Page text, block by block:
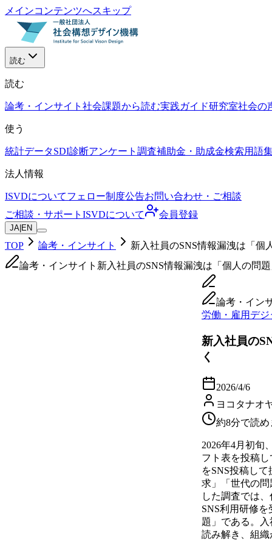
メインコンテンツへスキップ
読む
読む
論考・インサイト 社会課題から読む実践ガイド研究室社会の
使う
統計データSDI診断アンケート調査補助金・助成金検索用語
法人情報
ISVDについてフェロー制度公告お問い合わせ・ご相談
ご相談・サポート ISVDについて 会員登録
JA EN
TOP 論考・インサイト
新入社員のSNS情報漏洩は「
論考・インサイト 新入社員のSNS情報漏洩は「個人の問
論考・イン
労働・雇用 デ
新入社員の
く
2026/4/6
ヨコタナオ
約8分で読め
2026年4月初旬
フト表を投稿
をSNS投稿し
求」「世代の
した調査では
SNS利用研修
題」である。
読み解き、組